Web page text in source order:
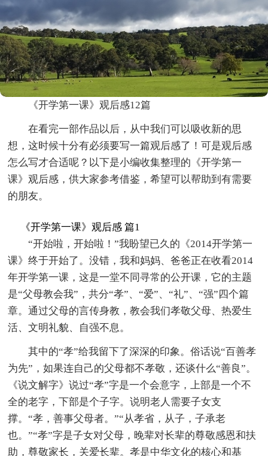
《开学第一课》观后感12篇
在看完一部作品以后，从中我们可以吸收新的思
想，这时候十分有必须要写一篇观后感了！可是观后感
怎么写才合适呢？以下是小编收集整理的《开学第一
课》观后感，供大家参考借鉴，希望可以帮助到有需要
的朋友。
《开学第一课》观后感 篇1
“开始啦，开始啦！”我盼望已久的《2014开学第一
课》终于开始了。没错，我和妈妈、爸爸正在收看2014
年开学第一课，这是一堂不同寻常的公开课，它的主题
是“父母教会我”，共分“孝”、“爱”、“礼”、“强”四个篇
章。通过父母的言传身教，教会我们孝敬父母、热爱生
活、文明礼貌、自强不息。
其中的“孝”给我留下了深深的印象。俗话说“百善孝
为先”，如果连自己的父母都不孝敬，还谈什么“善良”。
《说文解字》说过“孝”字是一个会意字，上部是一个不
全的老字，下部是个子字。说明老人需要子女支
撑。“孝，善事父母者。”“从孝省，从子，子承老
也。”“孝”字是子女对父母，晚辈对长辈的尊敬感恩和扶
助，尊敬家长，关爱长辈。孝是中华文化的核心和基